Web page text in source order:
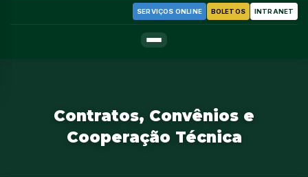
SERVIÇOS ONLINE BOLETOS INTRANET
Contratos, Convênios e
Cooperação Técnica